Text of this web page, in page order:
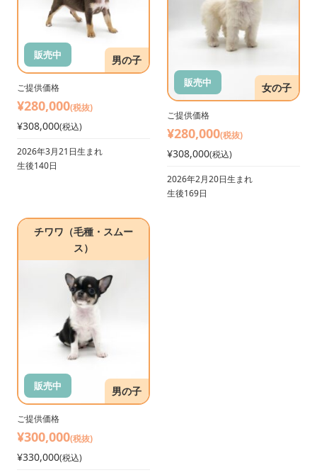
販売中 男の子
ご提供価格
¥280,000(税抜)
¥308,000(税込)
2026年3月21日生まれ
生後140日
販売中 女の子
ご提供価格
¥280,000(税抜)
¥308,000(税込)
2026年2月20日生まれ
生後169日
チワワ（毛種・スムー
ス）
販売中 男の子
ご提供価格
¥300,000(税抜)
¥330,000(税込)